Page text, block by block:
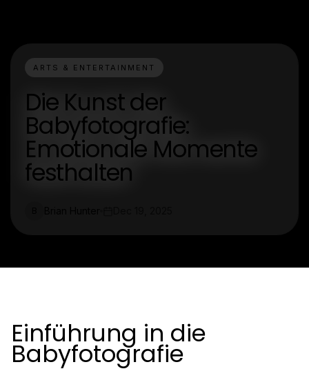
ARTS & ENTERTAINMENT
Die Kunst der
Babyfotografie:
Emotionale Momente
festhalten
Einführung in die
Babyfotografie